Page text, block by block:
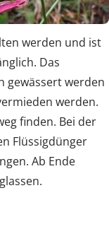
werden und ist
Das
gewässert werden
werden.
finden. Bei der
Flüssigdünger
Ab Ende